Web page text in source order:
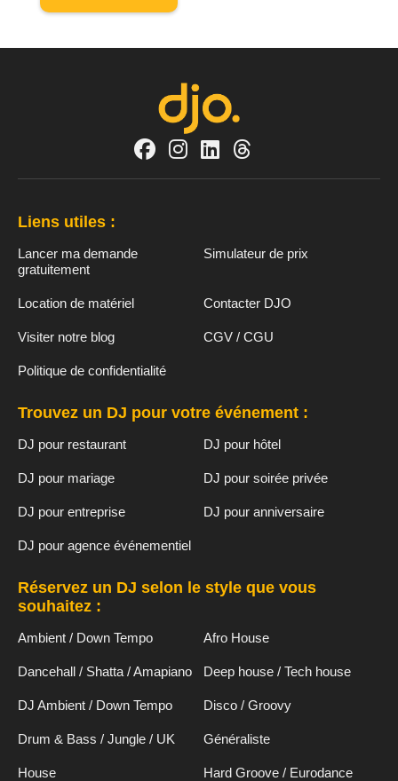
Liens utiles :
Lancer ma demande
gratuitement
Simulateur de prix
Location de matériel Contacter DJO
Visiter notre blog CGV / CGU
Politique de confidentialité
Trouvez un DJ pour votre événement :
DJ pour restaurant DJ pour hôtel
DJ pour mariage DJ pour soirée privée
DJ pour entreprise DJ pour anniversaire
DJ pour agence événementiel
Réservez un DJ selon le style que vous
souhaitez :
Ambient / Down Tempo Afro House
Dancehall / Shatta / Amapiano Deep house / Tech house
DJ Ambient / Down Tempo Disco / Groovy
Drum & Bass / Jungle / UK Généraliste
House Hard Groove / Eurodance